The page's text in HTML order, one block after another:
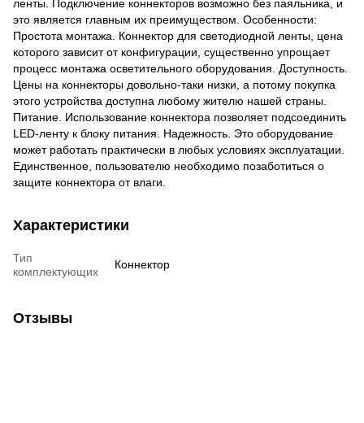
ленты. Подключение коннекторов возможно без паяльника, и
это является главным их преимуществом. Особенности:
Простота монтажа. Коннектор для светодиодной ленты, цена
которого зависит от конфигурации, существенно упрощает
процесс монтажа осветительного оборудования. Доступность.
Цены на коннекторы довольно-таки низки, а потому покупка
этого устройства доступна любому жителю нашей страны.
Питание. Использование коннектора позволяет подсоединить
LED-ленту к блоку питания. Надежность. Это оборудование
может работать практически в любых условиях эксплуатации.
Единственное, пользователю необходимо позаботиться о
защите коннектора от влаги.
Характеристики
Тип
комплектующих
Коннектор
Отзывы